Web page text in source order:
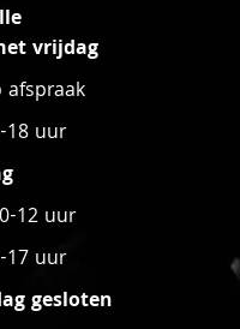
vrijdag
18 uur
12 uur
17 uur
gesloten